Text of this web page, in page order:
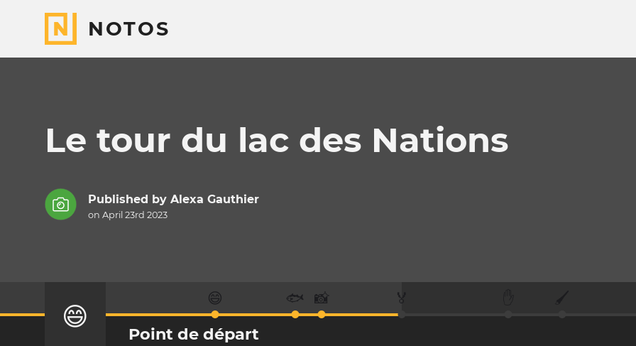
NOTOS
Le tour du lac des Nations
Published by Alexa Gauthier
on April 23rd 2023
😄 🐟 📸 🏅
😄
Point de départ